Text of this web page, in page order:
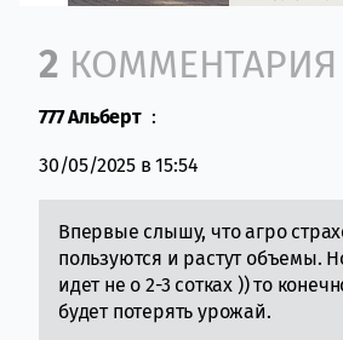
Comment section
2 КОММЕНТАРИЯ
777 Альберт :
30/05/2025 в 15:54
Впервые слышу, что агро
пользуются и растут объемы.
идет не о 2-3 сотках )) то
будет потерять урожай.